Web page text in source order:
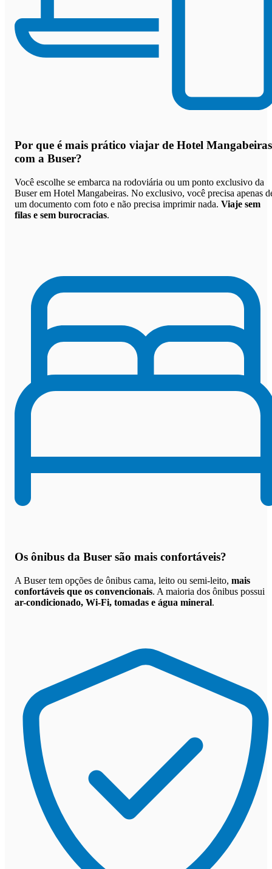
Por que é mais prático viajar de Hotel Mangabeiras
com a Buser?
Você escolhe se embarca na rodoviária ou um ponto exclusivo da
Buser em Hotel Mangabeiras. No exclusivo, você precisa apenas
um documento com foto e não precisa imprimir nada. Viaje sem
filas e sem burocracias.
Os ônibus da Buser são mais confortáveis?
A Buser tem opções de ônibus cama, leito ou semi-leito, mais
confortáveis que os convencionais. A maioria dos ônibus possui
ar-condicionado, Wi-Fi, tomadas e água mineral.